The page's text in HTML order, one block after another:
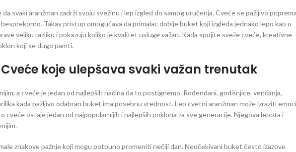
svaki aranžman zadrži svoju svežinu i lep izgled do samog uručenja. Cveće se pažljivo
Takav pristup omogućava da primalac dobije buket koji izgleda jednako lepo kao u
veliku razliku i pokazuju koliko je kvalitet usluge važan. Kada spojite sveže cveće, kreativne
koji se dugo pamti.
Cveće koje ulepšava svaki važan trenutak
a cveće je jedan od najlepših načina da to postignemo. Rođendani, godišnjice, venčanja,
kada pažljivo odabran buket ima posebnu vrednost. Lep cvetni aranžman može izraziti
ostaje jedan od najpopularnijih i najlepših poklona za sve generacije. Njegova lepota i
znakove pažnje koji mogu potpuno promeniti nečiji dan. Neočekivani buket često izazove